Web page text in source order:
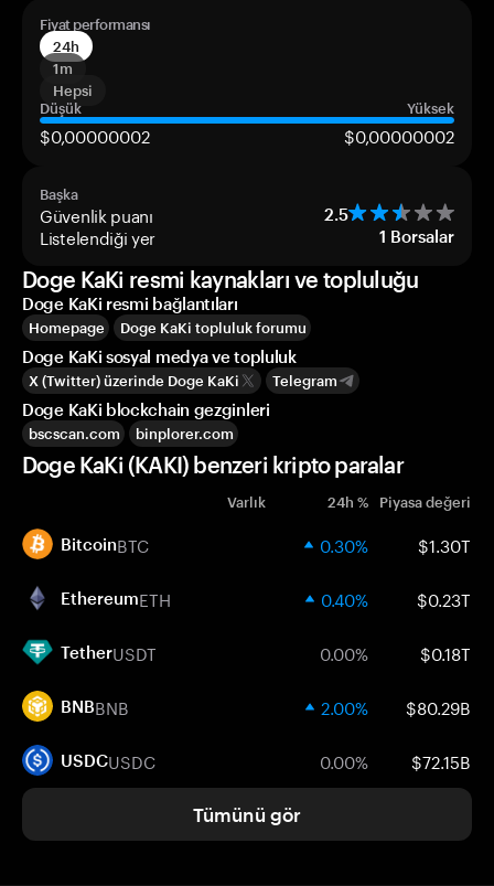
Fiyat performansı
24h
1m
Hepsi
Düşük
Yüksek
$0,00000002 $0,00000002
Başka
Güvenlik puanı 2.5
Listelendiği yer 1 Borsalar
Doge KaKi resmi kaynakları ve topluluğu
Doge KaKi resmi bağlantıları
Homepage Doge KaKi topluluk forumu
Doge KaKi sosyal medya ve topluluk
X (Twitter) üzerinde Doge KaKi Telegram
Doge KaKi blockchain gezginleri
bscscan.com binplorer.com
Doge KaKi (KAKI) benzeri kripto paralar
Varlık 24h % Piyasa değeri
BitcoinBTC 0.30% $1.30T
EthereumETH 0.40% $0.23T
TetherUSDT 0.00% $0.18T
BNBBNB 2.00% $80.29B
USDCUSDC 0.00% $72.15B
Tümünü gör